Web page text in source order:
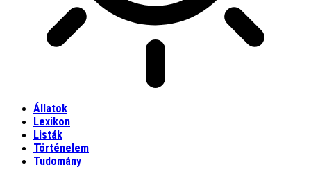
Állatok
Lexikon
Listák
Történelem
Tudomány